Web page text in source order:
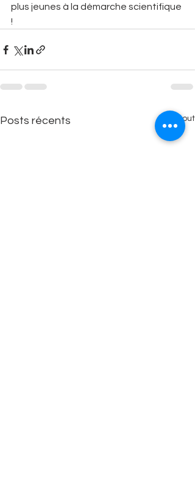
plus jeunes à la démarche scientifique
!
Posts récents Voir tout